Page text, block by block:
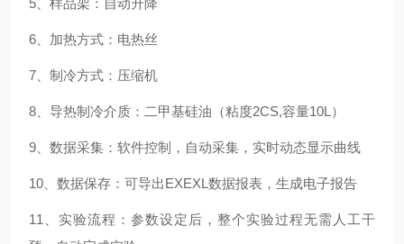
5、样品架：自动升降
6、加热方式：电热丝
7、制冷方式：压缩机
8、导热制冷介质：二甲基硅油（粘度2CS,容量10L）
9、数据采集：软件控制，自动采集，实时动态显示曲线
10、数据保存：可导出EXEXL数据报表，生成电子报告
11、实验流程：参数设定后，整个实验过程无需人工干